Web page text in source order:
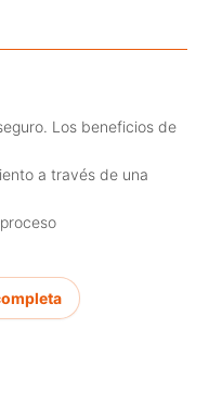
Los beneficios de
a través de una
de Quilpué, con una